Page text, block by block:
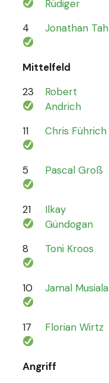
Rüdiger
4
Jonathan Tah
Mittelfeld
23
Robert
Andrich
11 Chris Führich
5 Pascal Groß
21
Ilkay
Gündogan
8 Toni Kroos
10 Jamal Musiala
17 Florian Wirtz
Angriff